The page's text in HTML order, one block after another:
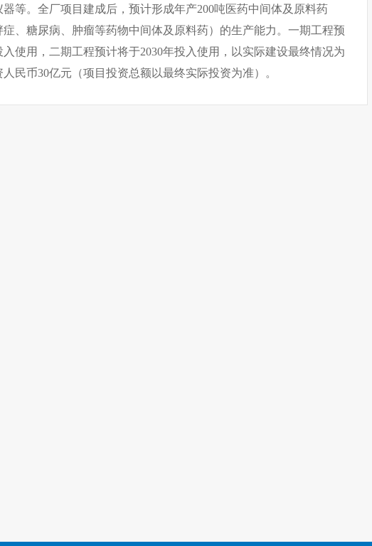
等。全厂项目建成后，预计形成年产200吨医药中间体及原料药
症、糖尿病、肿瘤等药物中间体及原料药）的生产能力。一期工程预
入使用，二期工程预计将于2030年投入使用，以实际建设最终情况为
民币30亿元（项目投资总额以最终实际投资为准）。